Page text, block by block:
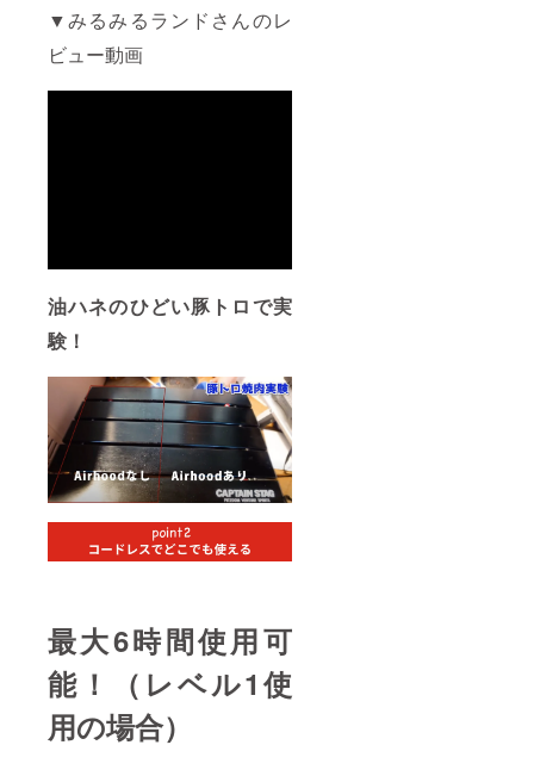
▼みるみるランドさんのレ
ビュー動画
油ハネのひどい豚トロで実
験！
最大6時間使用可
能！（レベル1使
用の場合）